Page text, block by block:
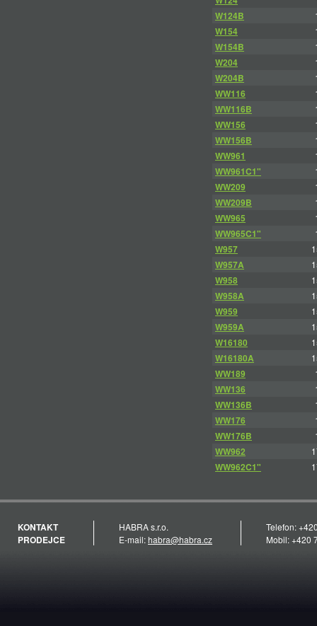
W124B
W154
W154B
W204
W204B
WW116
WW116B
WW156
WW156B
WW961
WW961C1"
WW209
WW209B
WW965
WW965C1"
W957
W957A
W958
W958A
W959
W959A
W16180
W16180A
WW189
WW136
WW136B
WW176
WW176B
WW962
WW962C1"
KONTAKT
PRODEJCE
HABRA s.r.o.
E-mail:habra@habra.cz
Telefon:
Mobil: +420